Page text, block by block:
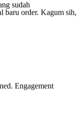
sudah
order. Kagum sih,